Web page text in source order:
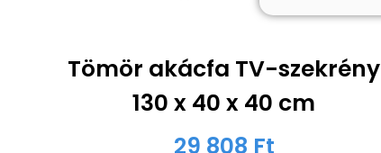
Tömör akácfa TV-szekrény
130 x 40 x 40 cm
29 808 Ft